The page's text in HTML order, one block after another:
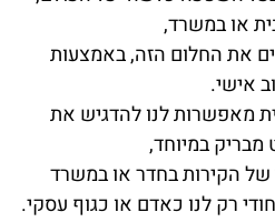
או במשרד,
את החלום הזה, באמצעות
אישי.
מאפשרות לנו להדגיש את
מבריק במיוחד,
הקירות בחדר או במשרד
רק לנו כאדם או כגוף עסקי.